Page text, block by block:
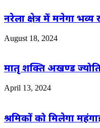
नरेला क्षेत्र में मनेगा
August 18, 2024
मातृ शक्ति अखण्ड ज्योति
April 13, 2024
श्रमिकों को मिलेगा